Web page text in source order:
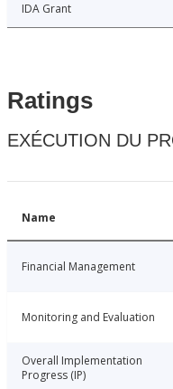
IDA Grant
Ratings
EXÉCUTION DU
Name
Financial Management
Monitoring and Evaluation
Overall Implementation
Progress (IP)